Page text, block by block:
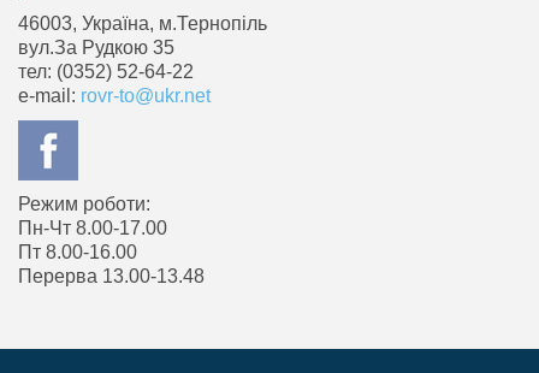
46003, Україна, м.Тернопіль
вул.За Рудкою 35
тел: (0352) 52-64-22
e-mail: rovr-to@ukr.net
Режим роботи:
Пн-Чт 8.00-17.00
Пт 8.00-16.00
Перерва 13.00-13.48